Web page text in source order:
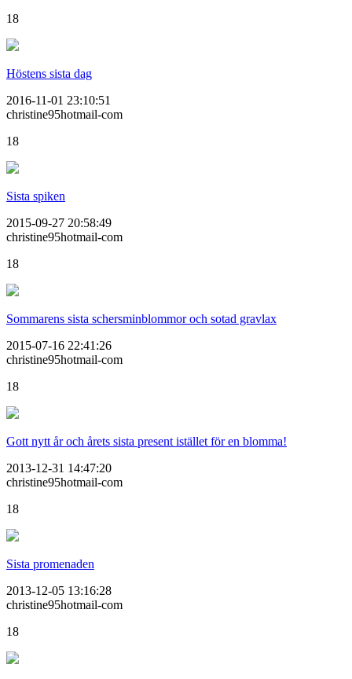
18
Höstens sista dag
2016-11-01 23:10:51
christine95hotmail-com
18
Sista spiken
2015-09-27 20:58:49
christine95hotmail-com
18
Sommarens sista schersminblommor och sotad gravlax
2015-07-16 22:41:26
christine95hotmail-com
18
Gott nytt år och årets sista present istället för en blomma!
2013-12-31 14:47:20
christine95hotmail-com
18
Sista promenaden
2013-12-05 13:16:28
christine95hotmail-com
18